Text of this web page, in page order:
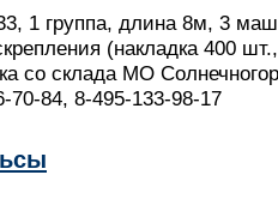
1 группа, длина 8м, 3
(накладка 400
со склада МО
70-84, 8-495-133-98-17